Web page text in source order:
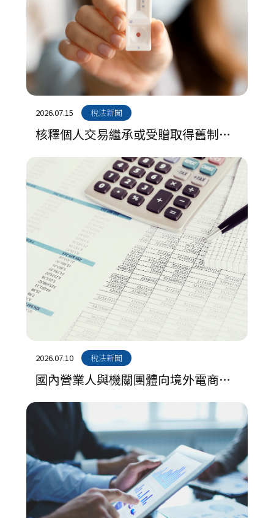
2026.07.15 稅法新聞
核釋個人交易繼承或受贈取得舊制房
屋之所得計算，納入按物價指數調整
2026.07.10 稅法新聞
國內營業人與機關團體向境外電商購
買電子勞務應依法報繳營業稅